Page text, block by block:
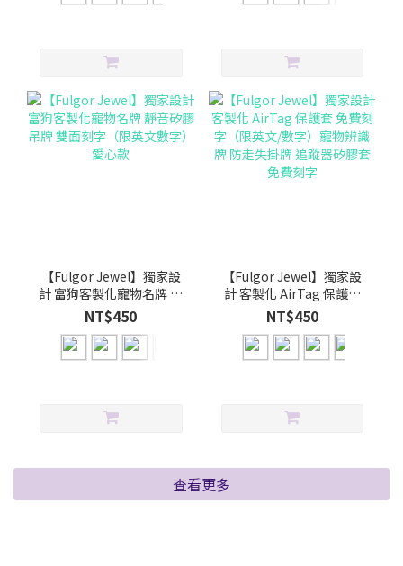
【Fulgor Jewel】獨家設
計 富狗客製化寵物名牌 靜
音矽膠吊牌 雙面刻字（限
英文數字）愛心款
NT$450
【Fulgor Jewel】獨家設
計 客製化 AirTag 保護套
免費刻字（限英文/數字）
寵物辨識牌 防走失掛牌 追
蹤器矽膠套 免費刻字
NT$450
查看更多